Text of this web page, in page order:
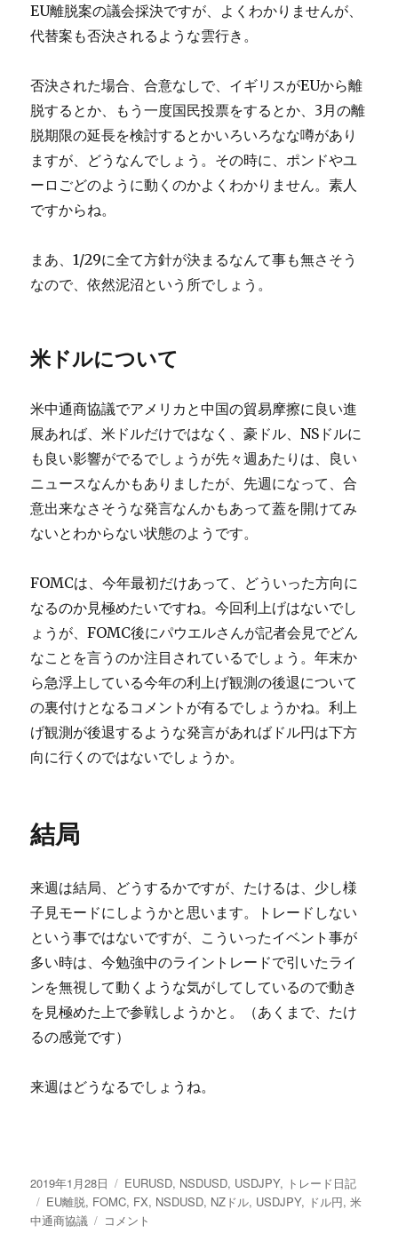
EU離脱案の議会採決ですが、よくわかりませんが、
代替案も否決されるような雲行き。
否決された場合、合意なしで、イギリスがEUから離
脱するとか、もう一度国民投票をするとか、3月の離
脱期限の延長を検討するとかいろいろなな噂があり
ますが、どうなんでしょう。その時に、ポンドやユ
ーロごどのように動くのかよくわかりません。素人
ですからね。
まあ、1/29に全て方針が決まるなんて事も無さそう
なので、依然泥沼という所でしょう。
米ドルについて
米中通商協議でアメリカと中国の貿易摩擦に良い進
展あれば、米ドルだけではなく、豪ドル、NSドルに
も良い影響がでるでしょうが先々週あたりは、良い
ニュースなんかもありましたが、先週になって、合
意出来なさそうな発言なんかもあって蓋を開けてみ
ないとわからない状態のようです。
FOMCは、今年最初だけあって、どういった方向に
なるのか見極めたいですね。今回利上げはないでし
ょうが、FOMC後にパウエルさんが記者会見でどん
なことを言うのか注目されているでしょう。年末か
ら急浮上している今年の利上げ観測の後退について
の裏付けとなるコメントが有るでしょうかね。利上
げ観測が後退するような発言があればドル円は下方
向に行くのではないでしょうか。
結局
来週は結局、どうするかですが、たけるは、少し様
子見モードにしようかと思います。トレードしない
という事ではないですが、こういったイベント事が
多い時は、今勉強中のライントレードで引いたライ
ンを無視して動くような気がしてしているので動き
を見極めた上で参戦しようかと。（あくまで、たけ
るの感覚です）
来週はどうなるでしょうね。
投
稿
日:
2019年1月28日
カ
テ
ゴ
EURUSD, NSDUSD, USDJPY, トレード日記
タ
グ
EU離脱, FOMC, FX, NSDUSD, NZドル, USDJPY, ドル円,米
中通商協議
イ
コメント